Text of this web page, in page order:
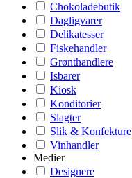
Chokoladebutik
Dagligvarer
Delikatesser
Fiskehandler
Grønthandlere
Isbarer
Kiosk
Konditorier
Slagter
Slik & Konfekture
Vinhandler
Medier
Designere